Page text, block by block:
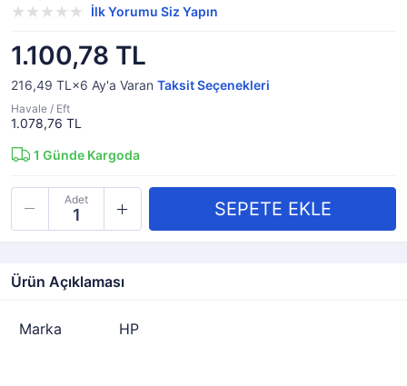
İlk Yorumu Siz Yapın
1.100,78 TL
216,49 TL×6 Ay'a Varan Taksit Seçenekleri
Havale / Eft
1.078,76 TL
1 Günde Kargoda
Adet
Ürün Açıklaması
Marka HP